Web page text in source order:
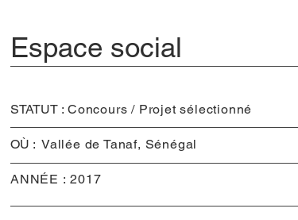
Espace social
STATUT : Concours / Projet sélectionné
OÙ : Vallée de Tanaf, Sénégal
ANNÉE :2017